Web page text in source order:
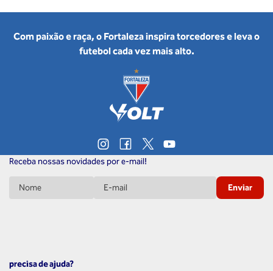
Com paixão e raça, o Fortaleza inspira torcedores e leva o
futebol cada vez mais alto.
Receba nossas novidades por e-mail!
Enviar
precisa de ajuda?